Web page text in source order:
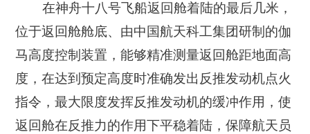
在神舟十八号飞船返回舱着陆的最后几米，
位于返回舱舱底、由中国航天科工集团研制的伽
马高度控制装置，能够精准测量返回舱距地面高
度，在达到预定高度时准确发出反推发动机点火
指令，最大限度发挥反推发动机的缓冲作用，使
返回舱在反推力的作用下平稳着陆，保障航天员